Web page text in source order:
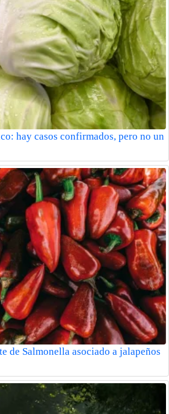
hay casos confirmados, pero no un
de Salmonella asociado a jalapeños